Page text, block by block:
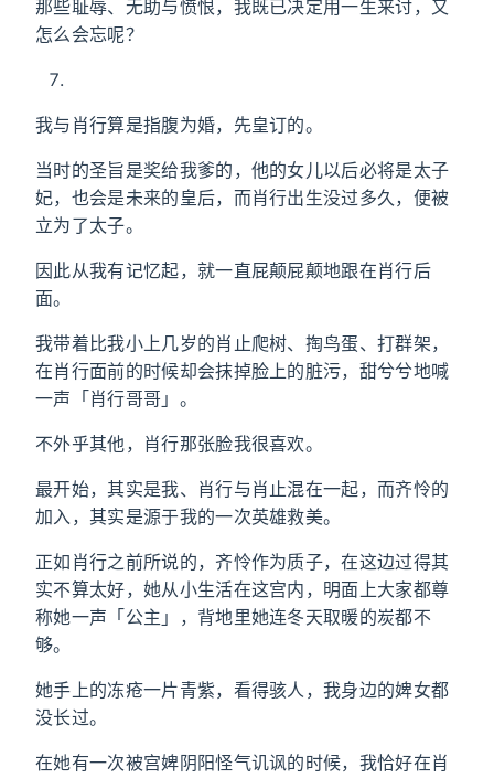
那些耻辱、无助与愤恨，我既已决定用一生来讨，又
怎么会忘呢？
我与肖行算是指腹为婚，先皇订的。
当时的圣旨是奖给我爹的，他的女儿以后必将是太子
妃，也会是未来的皇后，而肖行出生没过多久，便被
立为了太子。
因此从我有记忆起，就一直屁颠屁颠地跟在肖行后
面。
我带着比我小上几岁的肖止爬树、掏鸟蛋、打群架，
在肖行面前的时候却会抹掉脸上的脏污，甜兮兮地喊
一声「肖行哥哥」。
不外乎其他，肖行那张脸我很喜欢。
最开始，其实是我、肖行与肖止混在一起，而齐怜的
加入，其实是源于我的一次英雄救美。
正如肖行之前所说的，齐怜作为质子，在这边过得其
实不算太好，她从小生活在这宫内，明面上大家都尊
称她一声「公主」，背地里她连冬天取暖的炭都不
够。
她手上的冻疮一片青紫，看得骇人，我身边的婢女都
没长过。
在她有一次被宫婢阴阳怪气讥讽的时候，我恰好在肖